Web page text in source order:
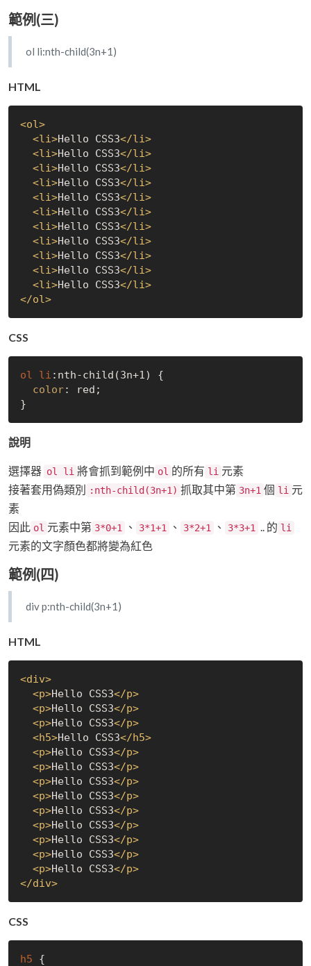
範例(三)
ol li:nth-child(3n+1)
HTML
<ol>
<li>Hello CSS3</li>
<li>Hello CSS3</li>
<li>Hello CSS3</li>
<li>Hello CSS3</li>
<li>Hello CSS3</li>
<li>Hello CSS3</li>
<li>Hello CSS3</li>
<li>Hello CSS3</li>
<li>Hello CSS3</li>
<li>Hello CSS3</li>
<li>Hello CSS3</li>
</ol>
CSS
ol li :nth-child(3n+1)
{
color: red;
說明
選擇器 ol li 將會抓到範例中 ol 的所有 li 元素
接著套用偽類別
:nth-child(3n+1) 抓取其中第 3n+1 個 li 元
素
因此 ol 元素中第 3*0+1 、 3*1+1 、 3*2+1 、 3*3+1 .. 的 li
元素的文字顏色都將變為紅色
範例(四)
div p:nth-child(3n+1)
HTML
<div>
<p>Hello CSS3</p>
<p>Hello CSS3</p>
<p>Hello CSS3</p>
<h5>Hello CSS3</h5>
<p>Hello CSS3</p>
<p>Hello CSS3</p>
<p>Hello CSS3</p>
<p>Hello CSS3</p>
<p>Hello CSS3</p>
<p>Hello CSS3</p>
<p>Hello CSS3</p>
<p>Hello CSS3</p>
<p>Hello CSS3</p>
</div>
CSS
h5 {